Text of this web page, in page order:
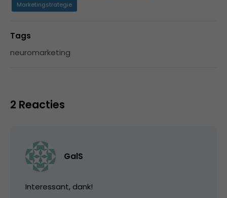
Marketingstrategie
Tags
neuromarketing
2 Reacties
GalS
Interessant, dank!